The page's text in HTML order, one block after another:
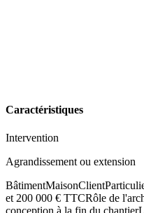
Caractéristiques
Intervention
Agrandissement ou extension
BâtimentMaisonClient
et 200 000 € TTCRôle de
conception à la fin du chantier